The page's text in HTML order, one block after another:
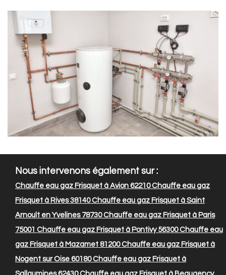
Nous intervenons également sur :
Chauffe eau gaz Frisquet à Avion 62210Chauffe eau gaz
Frisquet à Rives 38140Chauffe eau gaz Frisquet à Saint
Arnoult en Yvelines 78730Chauffe eau gaz Frisquet à Paris
75001 Chauffe eau gaz Frisquet à Pontivy 56300Chauffe eau
gaz Frisquet à Mazamet 81200Chauffe eau gaz Frisquet à
Nogent sur Oise 60180Chauffe eau gaz Frisquet à